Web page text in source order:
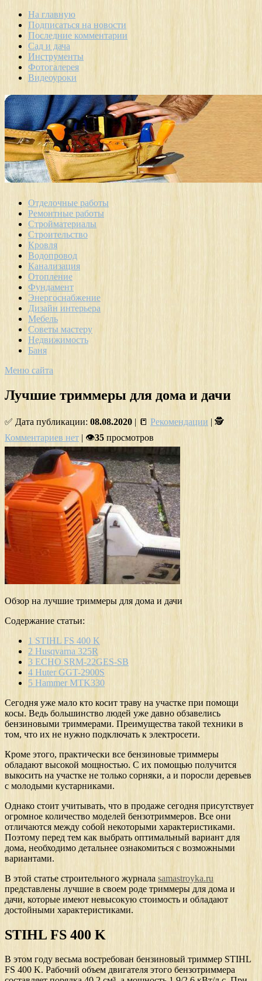
На главную
Подписаться на новости
Последние комментарии
Сад и дача
Инструменты
Фотогалерея
Видеоуроки
Отделочные работы
Ремонтные работы
Стройматериалы
Строительство
Кровля
Водопровод
Канализация
Отопление
Фундамент
Энергоснабжение
Дизайн интерьера
Мебель
Советы мастеру
Недвижимость
Баня
Меню сайта
Лучшие триммеры для дома и дачи
✅ Дата публикации: 08.08.2020 | 📒 Рекомендации | 🕵
Комментариев нет | 👁35 просмотров
Обзор на лучшие триммеры для дома и дачи
Содержание статьи:
1 STIHL FS 400 K
2 Husqvarna 325R
3 ECHO SRM-22GES-SB
4 Huter GGT-2900S
5 Hammer MTK330
Сегодня уже мало кто косит траву на участке при помощи
косы. Ведь большинство людей уже давно обзавелись
бензиновыми триммерами. Преимущества такой техники в
том, что их не нужно подключать к электросети.
Кроме этого, практически все бензиновые триммеры
обладают высокой мощностью. С их помощью получится
выкосить на участке не только сорняки, а и поросли деревьев
с молодыми кустарниками.
Однако стоит учитывать, что в продаже сегодня присутствует
огромное количество моделей бензотриммеров. Все они
отличаются между собой некоторыми характеристиками.
Поэтому перед тем как выбрать оптимальный вариант для
дома, необходимо детальнее ознакомиться с возможными
вариантами.
В этой статье строительного журнала samastroyka.ru
представлены лучшие в своем роде триммеры для дома и
дачи, которые имеют невысокую стоимость и обладают
достойными характеристиками.
STIHL FS 400 K
В этом году весьма востребован бензиновый триммер STIHL
FS 400 K. Рабочий объем двигателя этого бензотриммера